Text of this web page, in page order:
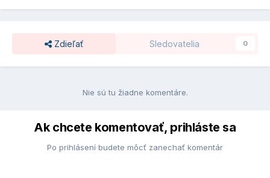
Zdieľať Sledovatelia 0
Nie sú tu žiadne komentáre.
Ak chcete komentovať, prihláste sa
Po prihlásení budete môcť zanechať komentár